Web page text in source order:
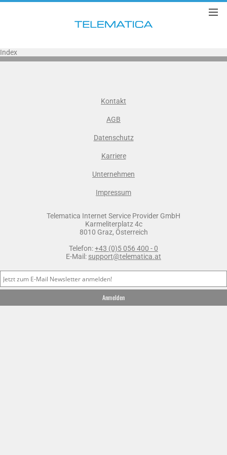
Index
Kontakt
AGB
Datenschutz
Karriere
Unternehmen
Impressum
Telematica Internet Service Provider GmbH
Karmeliterplatz 4c
8010 Graz, Österreich
Telefon:+43 (0)5 056 400 - 0
E-Mail: support@telematica.at